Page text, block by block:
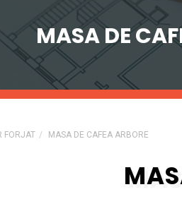
MASA DE
FORJAT MASA DE CAFEA ARBORE